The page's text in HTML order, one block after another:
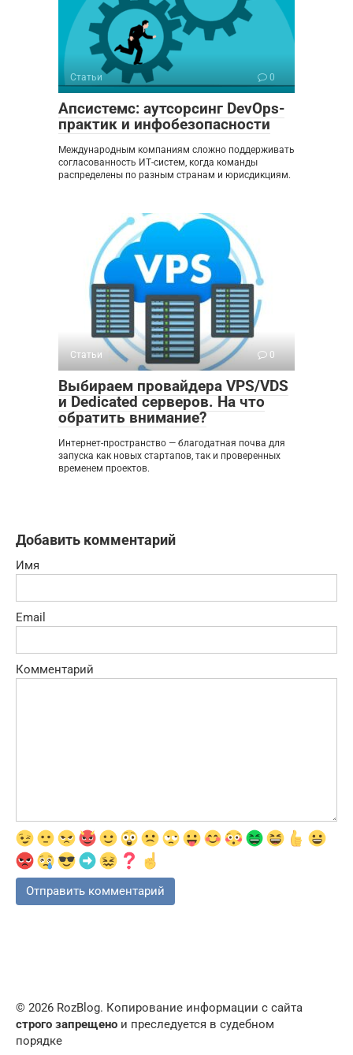
Статьи 0
Апсистемс: аутсорсинг DevOps-
практик и инфобезопасности
Международным компаниям сложно поддерживать
согласованность ИТ-систем, когда команды
распределены по разным странам и юрисдикциям.
Статьи 0
Выбираем провайдера VPS/VDS
и Dedicated серверов. На что
обратить внимание?
Интернет-пространство — благодатная почва для
запуска как новых стартапов, так и проверенных
временем проектов.
Добавить комментарий
Имя
Email
Комментарий
© 2026 RozBlog. Копирование информации с сайта
строго запрещено и преследуется в судебном
порядке